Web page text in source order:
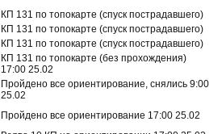
КП 131 по топокарте (спуск пострадавшего)
КП 131 по топокарте (спуск пострадавшего)
КП 131 по топокарте (спуск пострадавшего)
КП 131 по топокарте (без прохождения)
17:00 25.02
Пройдено все ориентирование, снялись 9:00
25.02
Пройдено все ориентирование 17:00 25.02